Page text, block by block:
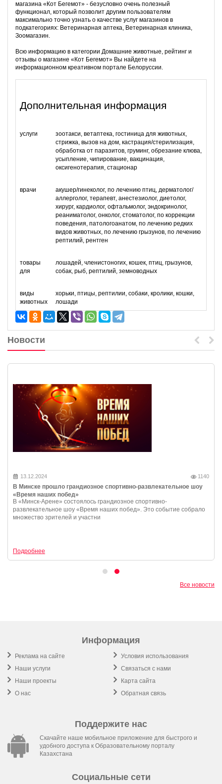
магазина «Кот Бегемот» - безусловно очень полезный
функционал, который позволит другим пользователям
максимально точно узнать о качестве услуг магазинов в
подкатегориях: Ветеринарная аптека, Ветеринарная клиника,
Зоомагазин.
Всю информацию в категории Домашние животные, рейтинг и
отзывы о магазине «Кот Бегемот» Вы найдете на
информационном креативном портале Белоруссии.
Дополнительная информация
услуги
зоотакси, ветаптека, гостиница для животных,
стрижка, вызов на дом, кастрация/стерилизация,
обработка от паразитов, груминг, обрезание клюва,
усыпление, чипирование, вакцинация,
оксигенотерапия, стационар
врачи
акушер/гинеколог, по лечению птиц, дерматолог/
аллерголог, терапевт, анестезиолог, диетолог,
хирург, кардиолог, офтальмолог, эндокринолог,
реаниматолог, онколог, стоматолог, по коррекции
поведения, патологоанатом, по лечению редких
видов животных, по лечению грызунов, по лечению
рептилий, рентген
товары
для
лошадей, членистоногих, кошек, птиц, грызунов,
собак, рыб, рептилий, земноводных
виды
животных
хорьки, птицы, рептилии, собаки, кролики, кошки,
лошади
Новости
13.12.2024 1140
В Минске прошло грандиозное спортивно-развлекательное шоу
«Время наших побед»
В «Минск-Арене» состоялось грандиозное спортивно-
развлекательное шоу «Время наших побед». Это событие собрало
множество зрителей и участни
Подробнее
Все новости
Информация
Реклама на сайте
Наши услуги
Наши проекты
О нас
Условия использования
Связаться с нами
Карта сайта
Обратная связь
Поддержите нас
Скачайте наше мобильное приложение для быстрого и
удобного доступа к Образовательному порталу
Казахстана
Социальные сети